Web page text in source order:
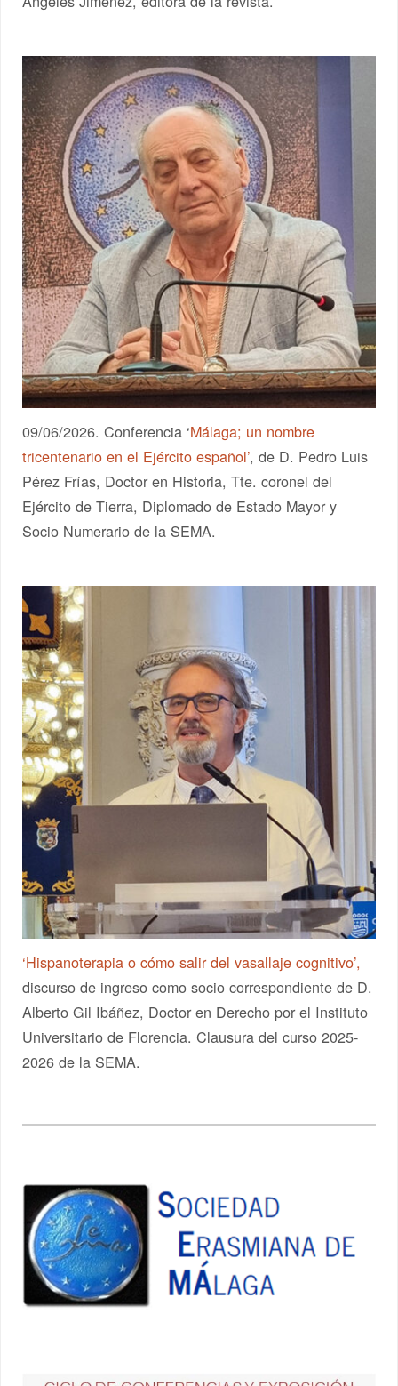
09/06/2026. Conferencia ‘Málaga; un nombre
tricentenario en el Ejército español’, de D. Pedro Luis
Pérez Frías, Doctor en Historia, Tte. coronel del
Ejército de Tierra, Diplomado de Estado Mayor y
Socio Numerario de la SEMA.
‘Hispanoterapia o cómo salir del vasallaje cognitivo’,
discurso de ingreso como socio correspondiente de D.
Alberto Gil Ibáñez, Doctor en Derecho por el Instituto
Universitario de Florencia. Clausura del curso 2025-
2026 de la SEMA.